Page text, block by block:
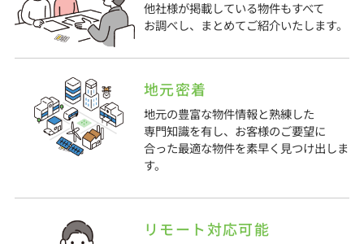
他社様が掲載している物件もすべて
お調べし、まとめてご紹介いたします。
地元密着
地元の豊富な物件情報と熟練した
専門知識を有し、お客様のご要望に
合った最適な物件を素早く見つけ出しま
す。
リモート対応可能